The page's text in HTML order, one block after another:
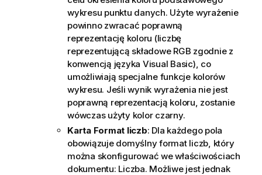
wykresu punktu danych. Użyte wyrażenie
powinno zwracać poprawną
reprezentację koloru (liczbę
reprezentującą składowe RGB zgodnie z
konwencją języka Visual Basic), co
umożliwiają specjalne funkcje kolorów
wykresu. Jeśli wynik wyrażenia nie jest
poprawną reprezentacją koloru, zostanie
wówczas użyty kolor czarny.
Karta Format liczb: Dla każdego pola
obowiązuje domyślny format liczb, który
można skonfigurować we właściwościach
dokumentu: Liczba. Możliwe jest jednak